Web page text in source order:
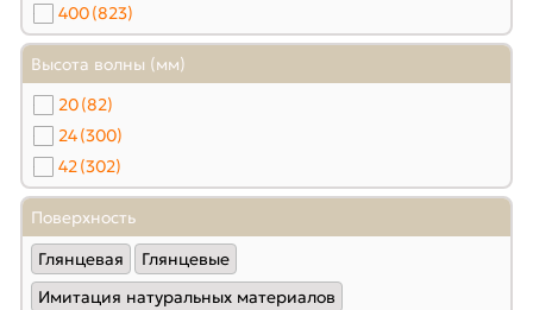
400(823)
Высота волны (мм)
20(82)
24(300)
42(302)
Поверхность
Глянцевая
Глянцевые
Имитация натуральных материалов